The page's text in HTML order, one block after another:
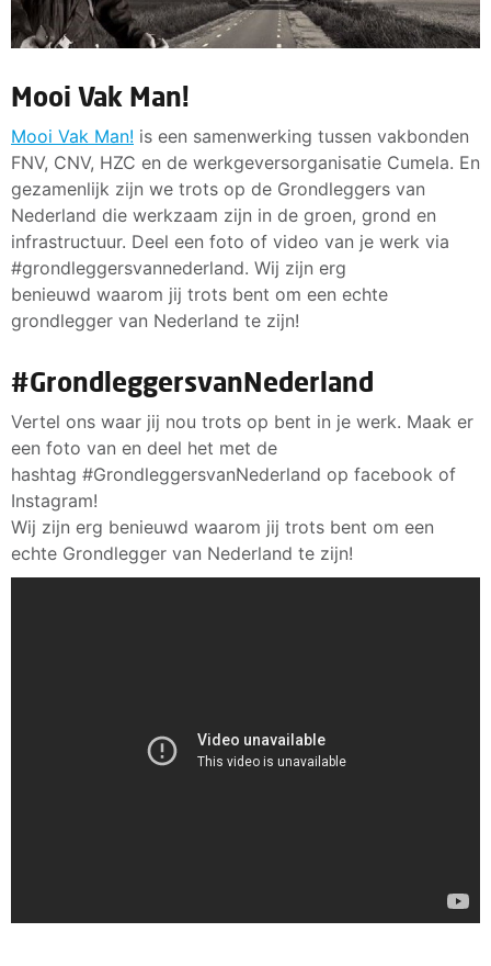
Mooi Vak Man!
Mooi Vak Man! is een samenwerking tussen vakbonden
FNV, CNV, HZC en de werkgeversorganisatie Cumela. En
gezamenlijk zijn we trots op de Grondleggers van
Nederland die werkzaam zijn in de groen, grond en
infrastructuur. Deel een foto of video van je werk via
#grondleggersvannederland. Wij zijn erg
benieuwd waarom jij trots bent om een echte
grondlegger van Nederland te zijn!
#GrondleggersvanNederland
Vertel ons waar jij nou trots op bent in je werk. Maak er
een foto van en deel het met de
hashtag #GrondleggersvanNederland op facebook of
Instagram!
Wij zijn erg benieuwd waarom jij trots bent om een
echte Grondlegger van Nederland te zijn!